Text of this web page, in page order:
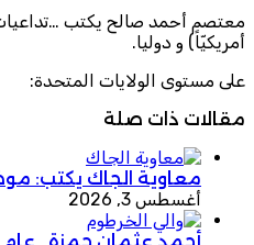
معتصم أحمد صالح يكتب
أمريكيّاً) و دوليا.
على مستوى الولايات المتحدة:
مقالات ذات صلة
معاوية الجاك يكتب:
أغسطس 3, 2026